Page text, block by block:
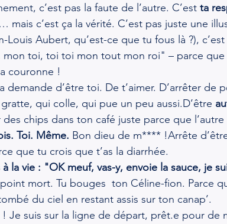
c’est pas la faute de l’autre. C’est ta
c’est ça la vérité. C’est pas juste une
Louis Aubert, qu’est-ce que tu fous là ?),
mon toi, toi toi mon tout mon roi" – parce que
couronne !
demande d’être toi. De t’aimer. D’arrêter de
qui colle, qui pue un peu aussi.D’être
chips dans ton café juste parce que
Toi. Même. Bon dieu de m**** !Arrête
que tu crois que t’as la diarrhée.
la vie : "OK meuf, vas-y, envoie la sauce, je
mort. Tu bouges  ton Céline-fion. Parce
du ciel en restant assis sur ton canap’.
! Je suis sur la ligne de départ, prêt.e pour de